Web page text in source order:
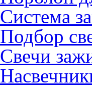
Система
Подбор
Свечи